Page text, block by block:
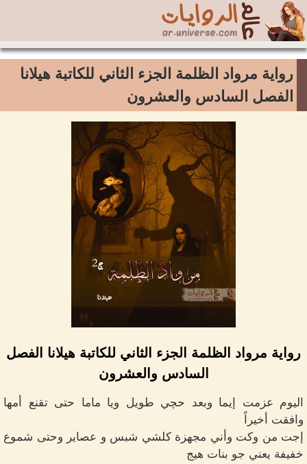
رواية مرواد الظلمة الجزء الثاني للكاتبة هيلانا
الفصل السادس والعشرون
رواية مرواد الظلمة الجزء الثاني للكاتبة هيلانا الفصل
السادس والعشرون
اليوم عزمت إيما وبعد حچي طويل ويا ماما حتى تقنع أمها
وافقت أخيراً
إجت من وكت وأني مجهزة كلشي شبس و عصاير وحتى شموع
خفيفة يعني جو بنات هيج